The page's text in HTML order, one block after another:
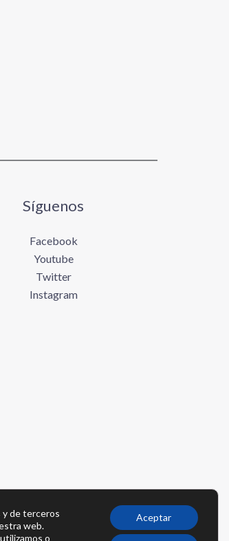
Síguenos
Facebook
Youtube
Twitter
Instagram
y de terceros
web.
o
Aceptar